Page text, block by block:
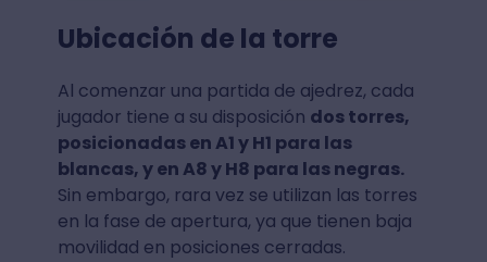
Ubicación de la torre
Al comenzar una partida de ajedrez, cada
jugador tiene a su disposición dos torres,
posicionadas en A1 y H1 para las
blancas, y en A8 y H8 para las negras.
Sin embargo, rara vez se utilizan las torres
en la fase de apertura, ya que tienen baja
movilidad en posiciones cerradas.